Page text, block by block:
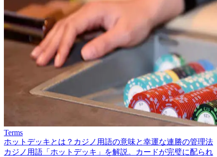
Terms
ホットデッキとは？カジノ用語の意味と幸運な連勝の管理法
カジノ用語「ホットデッキ」を解説。カードが完璧に配られ